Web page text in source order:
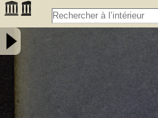
Travaux sur les pseudo-surfaces,
Plateau, de Dirichlet, de Gauss,
servant d'applications à la
ouvrage (inédit) de l'auteur sur les